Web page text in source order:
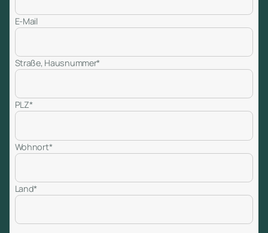
E-Mail
Straße, Hausnummer*
PLZ*
Wohnort*
Land*